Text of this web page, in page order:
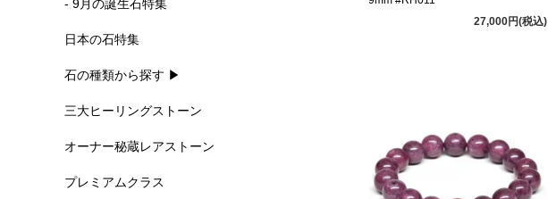
- 9月の誕生石特集
日本の石特集
石の種類から探す ▶
三大ヒーリングストーン
オーナー秘蔵レアストーン
プレミアムクラス
27,000円(税込)